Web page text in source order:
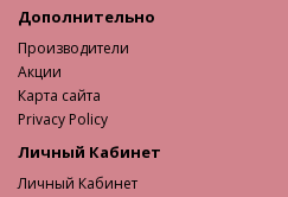
Дополнительно
Производители
Акции
Карта сайта
Privacy Policy
Личный Кабинет
Личный Кабинет